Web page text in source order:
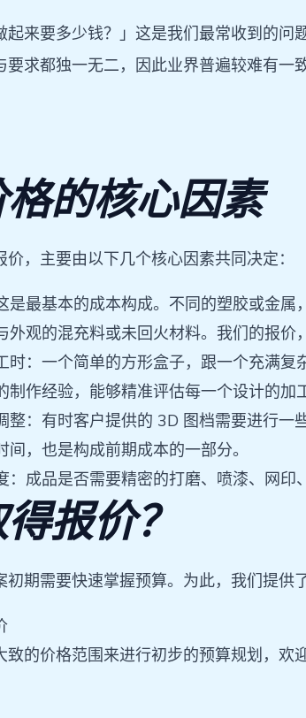
起来要多少钱？」这是我们最常收到的
要求都独一无二，因此业界普遍较难有一
的核心因素
，主要由以下几个核心因素共同决定：
是最基本的成本构成。不同的塑胶或金
外观的混充料或未回火材料。我们的报价
时：一个简单的方形盒子，跟一个充满
制作经验，能够精准评估每一个设计的加
整：有时客户提供的 3D 图档需要进行
间，也是构成前期成本的一部分。
：成品是否需要精密的打磨、喷漆、网印
报价？
期需要快速掌握预算。为此，我们提供
致的价格范围来进行初步的预算规划，